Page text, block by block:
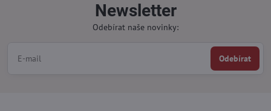
Newsletter
Odebírat naše novinky:
Odebírat